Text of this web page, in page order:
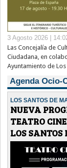
3 Agosto 2026 |
Las Concejalía de
Ciudadana, en
Ayuntamiento de
Agenda Ocio-
LOS SANTOS DE
NUEVA
TEATRO
LOS